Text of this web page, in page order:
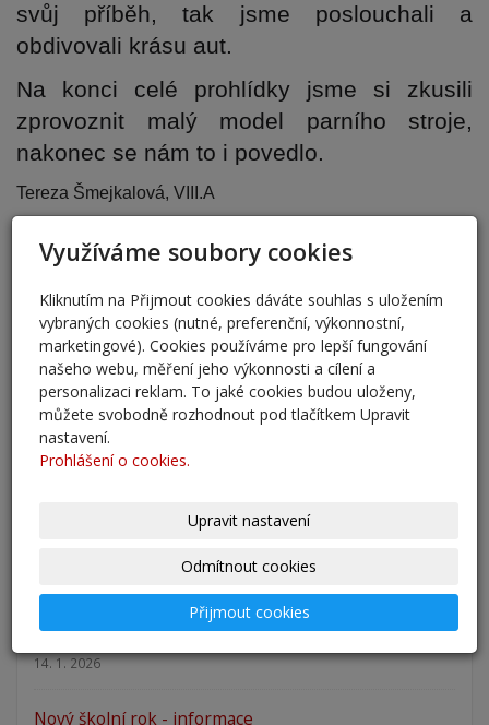
svůj příběh, tak jsme poslouchali a
obdivovali krásu aut.
Na konci celé prohlídky jsme si zkusili
zprovoznit malý model parního stroje,
nakonec se nám to i povedlo.
Tereza Šmejkalová, VIII.A
AKTUALITY
přestup 6. ročník 2026
5. 6. 2026
Přestup žáků do 6. ročníku na naši školu pro školní
rok 2026/202
25. 5. 2026
Zápis 2026 - výsledky
14. 1. 2026
Nový školní rok - informace
Využíváme soubory cookies
Kliknutím na Přijmout cookies dáváte souhlas s uložením
vybraných cookies (nutné, preferenční, výkonnostní,
marketingové). Cookies používáme pro lepší fungování
našeho webu, měření jeho výkonnosti a cílení a
personalizaci reklam. To jaké cookies budou uloženy,
můžete svobodně rozhodnout pod tlačítkem Upravit
nastavení.
Prohlášení o cookies.
Upravit nastavení
Odmítnout cookies
Přijmout cookies